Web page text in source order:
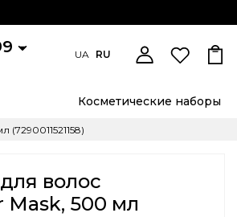
UA RU
Косметические наборы
волос
Mask, 500 мл